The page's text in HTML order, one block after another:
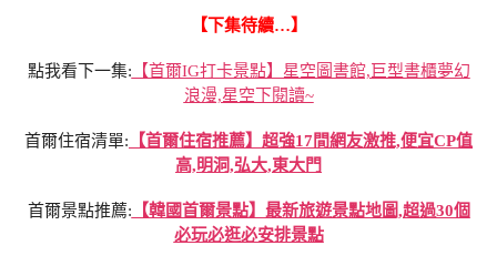
【下集待續…】
點我看下一集: 【首爾IG打卡景點】星空圖書館,巨型書櫃夢幻
浪漫,星空下閱讀~
首爾住宿清單: 【首爾住宿推薦】超強17間網友激推,便宜CP值
高,明洞,弘大,東大門
首爾景點推薦: 【韓國首爾景點】最新旅遊景點地圖,超過30個
必玩必逛必安排景點